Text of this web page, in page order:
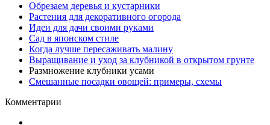
Обрезаем деревья и кустарники
Растения для декоративного огорода
Идеи для дачи своими руками
Сад в японском стиле
Когда лучше пересаживать малину
Выращивание и уход за клубникой в открытом грунте
Размножение клубники усами
Смешанные посадки овощей: примеры, схемы
Комментарии